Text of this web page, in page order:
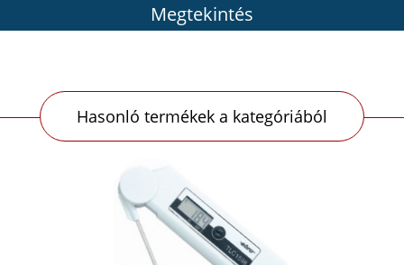
Megtekintés
Hasonló termékek a kategóriából